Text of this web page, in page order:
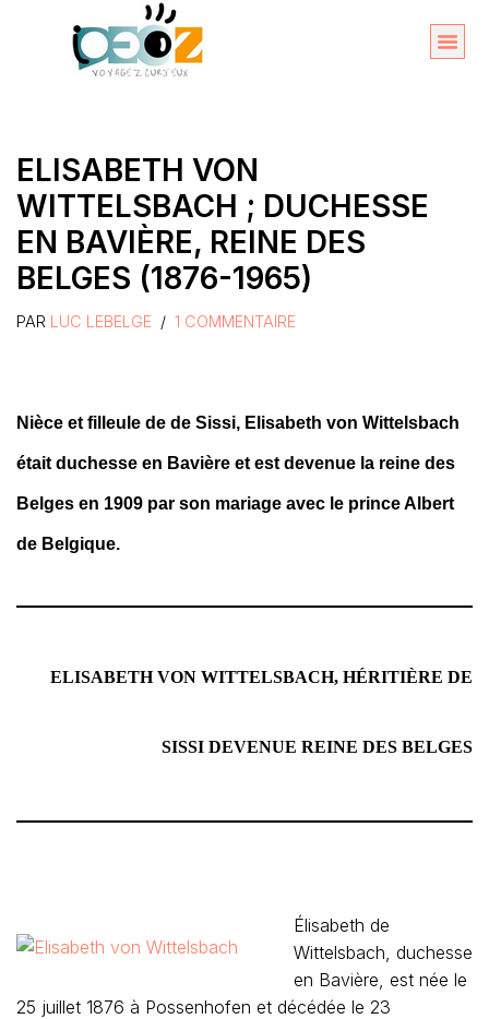
ELISABETH VON
WITTELSBACH ; DUCHESSE
EN BAVIÈRE, REINE DES
BELGES (1876-1965)
PAR LUC LEBELGE 1 COMMENTAIRE
Nièce et filleule de de Sissi, Elisabeth von Wittelsbach
était duchesse en Bavière et est devenue la reine des
Belges en 1909 par son mariage avec le prince Albert
de Belgique.
ELISABETH VON WITTELSBACH, HÉRITIÈRE DE
SISSI DEVENUE REINE DES BELGES
Élisabeth de
Wittelsbach, duchesse
en Bavière, est née le
25 juillet 1876 à Possenhofen et décédée le 23